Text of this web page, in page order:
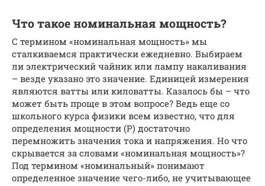
Что такое номинальная мощность?
С термином «номинальная мощность» мы
сталкиваемся практически ежедневно. Выбираем
ли электрический чайник или лампу накаливания
– везде указано это значение. Единицей измерения
являются ватты или киловатты. Казалось бы – что
может быть проще в этом вопросе? Ведь еще со
школьного курса физики всем известно, что для
определения мощности (P) достаточно
перемножить значения тока и напряжения. Но что
скрывается за словами «номинальная мощность»?
Под термином «номинальный» понимают
определенное значение чего-либо, не учитывающее